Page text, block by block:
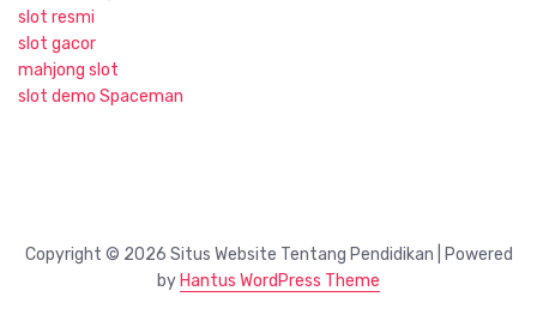
slot resmi
slot gacor
mahjong slot
slot demo Spaceman
Copyright © 2026 Situs Website Tentang Pendidikan | Powered
by Hantus WordPress Theme